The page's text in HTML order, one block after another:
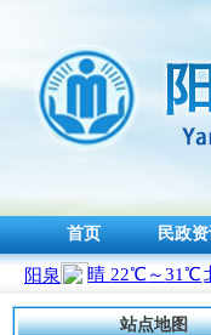
首页 民政
站点地图